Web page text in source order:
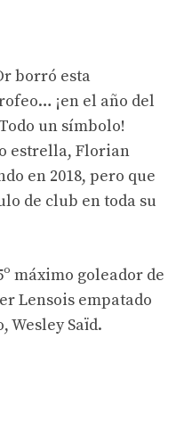
borró esta
¡en el año del
un símbolo!
estrella, Florian
en 2018, pero que
de club en toda su
máximo goleador de
Lensois empatado
Wesley Saïd.